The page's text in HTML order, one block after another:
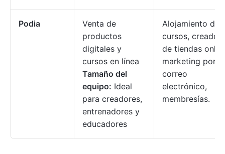
Podia
Venta de
productos
digitales y
cursos en línea
Tamaño del
equipo: Ideal
para creadores,
entrenadores y
educadores
Alojamiento de
cursos, creador
de tiendas
marketing por
correo
electrónico,
membresías.